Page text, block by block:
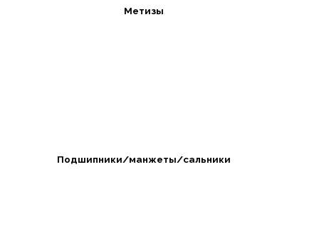
Метизы
Подшипники/манжеты/сальники